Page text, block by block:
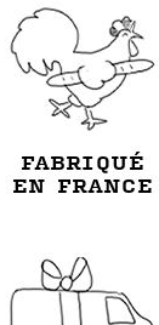
FABRIQUÉ
EN FRANCE